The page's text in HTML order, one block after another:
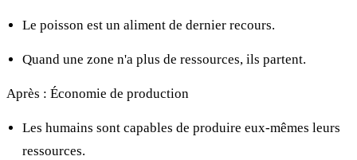
Le poisson est un aliment de dernier recours.
Quand une zone n'a plus de ressources, ils partent.
Après : Économie de production
Les humains sont capables de produire eux-mêmes leurs
ressources.